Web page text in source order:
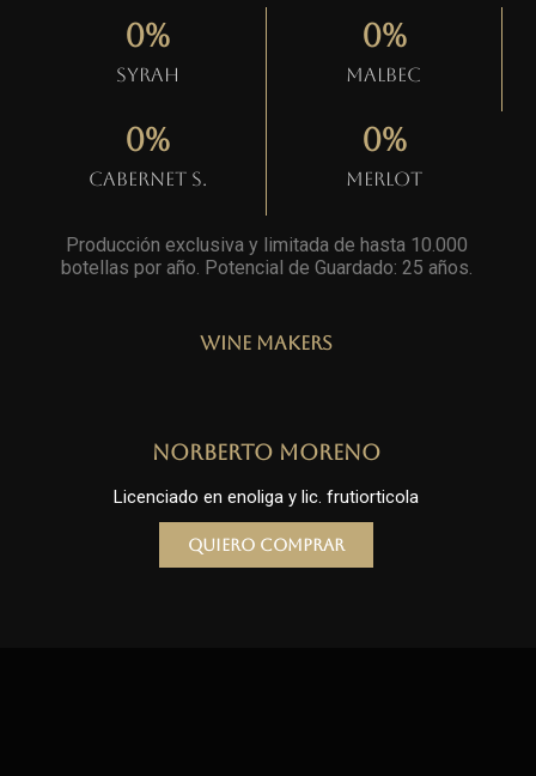
Syrah
0%
Malbec
0%
Cabernet S.
0%
Merlot
0%
Producción exclusiva y limitada de hasta 10.000
botellas por año. Potencial de Guardado: 25 años
Wine Makers
Norberto Moreno
Licenciado en enoliga y lic. frutiorticola
Quiero comprar